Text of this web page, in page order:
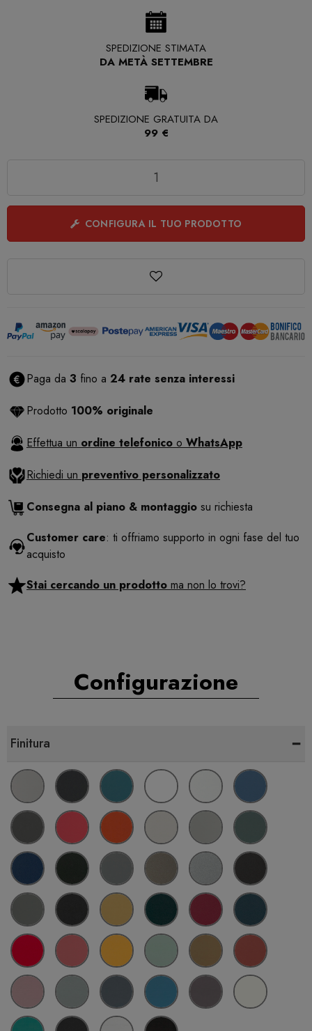
SPEDIZIONE STIMATA
DA METÀ SETTEMBRE
SPEDIZIONE GRATUITA DA
99 €
CONFIGURA IL TUO PRODOTTO
Paga da 3 fino a 24 rate senza interessi
Prodotto 100% originale
Effettua un ordine telefonico o WhatsApp
Richiedi un preventivo personalizzato
Consegna al piano & montaggio su richiesta
Customer care: ti offriamo supporto in ogni fase del tuo
acquisto
Stai cercando un prodotto ma non lo trovi?
Configurazione
Finitura -